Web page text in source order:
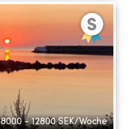
8000 - 12800 SEK/Woche